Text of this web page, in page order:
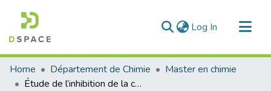
Log In (current)
Communities & Collections
All of DSpace
Home Département de Chimie
Master en chimie
Étude de l’inhibition de la corrosion d’un Acier par un composé base de schiff en milieu Acide chlorhydrique